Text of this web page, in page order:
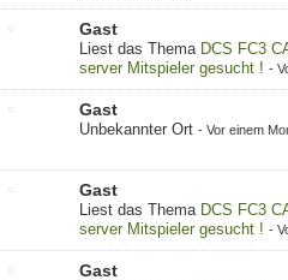
Gast
Liest das Thema DCS FC3
server Mitspieler gesucht ! -
Gast
Unbekannter Ort - Vor einem
Gast
Liest das Thema DCS FC3
server Mitspieler gesucht ! -
Gast